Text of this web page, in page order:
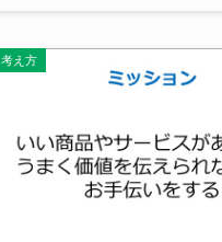
考え方